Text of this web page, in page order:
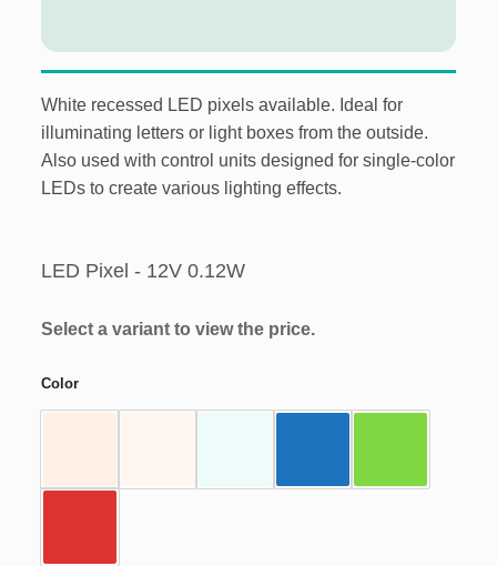
White recessed LED pixels available. Ideal for
illuminating letters or light boxes from the outside.
Also used with control units designed for single-color
LEDs to create various lighting effects.
LED Pixel - 12V 0.12W
Select a variant to view the price.
Color